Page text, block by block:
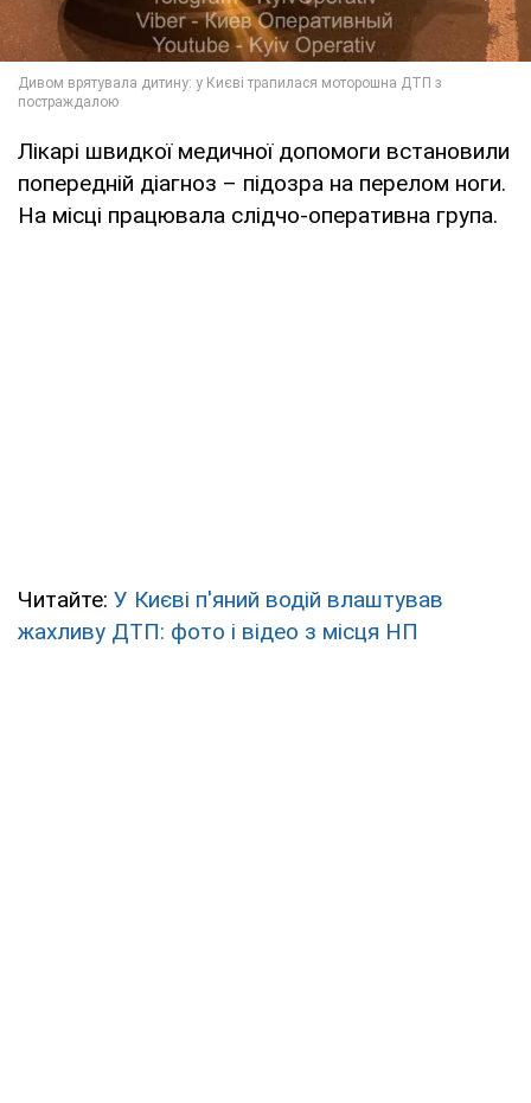
Лікарі швидкої медичної допомоги встановили
попередній діагноз – підозра на перелом ноги.
На місці працювала слідчо-оперативна група.
Читайте: У Києві п'яний водій влаштував
жахливу ДТП: фото і відео з місця НП